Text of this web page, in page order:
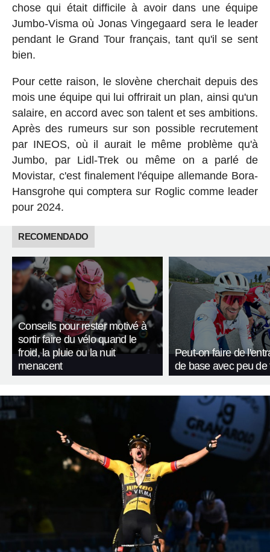
chose qui était difficile à avoir dans une équipe
Jumbo-Visma où Jonas Vingegaard sera le leader
pendant le Grand Tour français, tant qu'il se sent
bien.
Pour cette raison, le slovène cherchait depuis des
mois une équipe qui lui offrirait un plan, ainsi qu'un
salaire, en accord avec son talent et ses ambitions.
Après des rumeurs sur son possible recrutement
par INEOS, où il aurait le même problème qu'à
Jumbo, par Lidl-Trek ou même on a parlé de
Movistar, c'est finalement l'équipe allemande Bora-
Hansgrohe qui comptera sur Roglic comme leader
pour 2024.
RECOMENDADO
Conseils pour rester motivé à
sortir faire du vélo quand le
froid, la pluie ou la nuit
menacent
Peut-on faire de
de base avec peu de